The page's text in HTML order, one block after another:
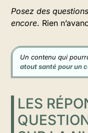
Posez des
encore. Rien
Un contenu qui
atout santé pour un
LES